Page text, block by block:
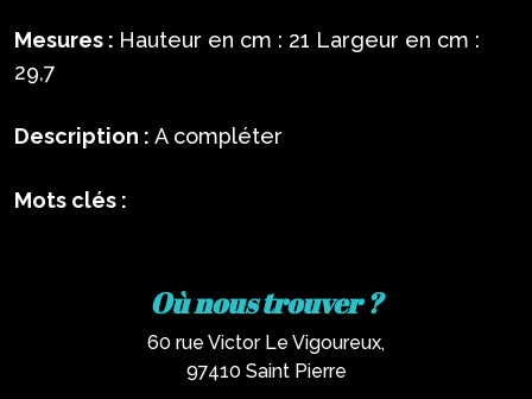
Mesures : Hauteur en cm : 21 Largeur en cm :
29,7
Description : A compléter
Mots clés :
Où nous trouver ?
60 rue Victor Le Vigoureux,
97410 Saint Pierre